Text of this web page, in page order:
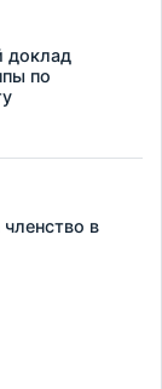
доклад
по
в